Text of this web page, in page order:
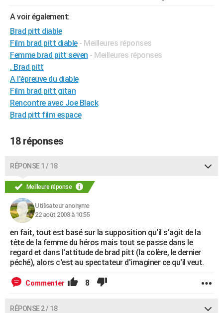
Guides de France
Escapades
Patrimoine
Expositions
Musées
Week-end nature
+LIFESTYLE
Art de vivre
Bien-être
Loisirs
Mode
Modes de vie
SANTE
Alimentation
Guide de la santé
Maladies
Médicaments
Sommeil
VOYAGE
Destinations
City break
Voyage nature
Voyage de noces
Forum
Climat
+PHOTO
GUIDES D'ACHAT
Carte de Noël
Carte Bonne année
Carte Saint-Valentin
Carte Pâques
Carte d'anniversaire
Dictionnaire
Biographies
Citations
Expressions
Proverbes
PROGRAMME TV
COPAINS D'AVANT
S'inscrire
Se connecter
Lycées
Collèges
Primaires
Universités
Entreprises
Service militaire
Avis de recherche
AVIS DE DÉCÈS
FORUM
A voir également:
Brad pitt diable
Film brad pitt diable - Meilleures réponses
Femme brad pitt seven - Meilleures réponses
. Brad pitt
A l'épreuve du diable
Film brad pitt gitan
Rencontre avec Joe Black
Brad pitt film espace
18 réponses
RÉPONSE 1 / 18
Meilleure réponse
Utilisateur anonyme
22 août 2008 à 10:55
en fait, tout est basé sur la supposition qu'il s'agit de la
tête de la femme du héros mais tout se passe dans le
regard et dans l'attitude de brad pitt (la colère, le dernier
péché), alors c'est au spectateur d'imaginer ce qu'il veut.
Commenter 8
RÉPONSE 2 / 18